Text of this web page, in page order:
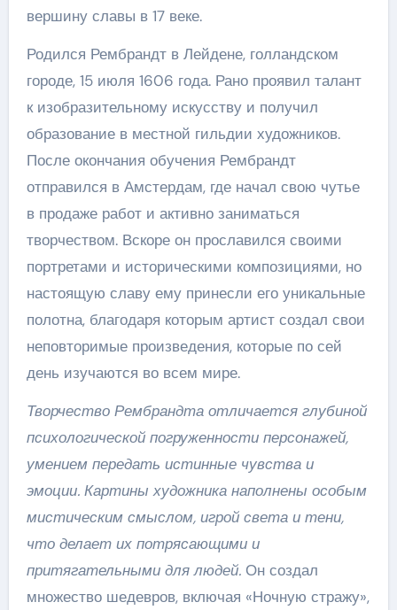
вершину славы в 17 веке.
Родился Рембрандт в Лейдене, голландском
городе, 15 июля 1606 года. Рано проявил талант
к изобразительному искусству и получил
образование в местной гильдии художников.
После окончания обучения Рембрандт
отправился в Амстердам, где начал свою чутье
в продаже работ и активно заниматься
творчеством. Вскоре он прославился своими
портретами и историческими композициями, но
настоящую славу ему принесли его уникальные
полотна, благодаря которым артист создал свои
неповторимые произведения, которые по сей
день изучаются во всем мире.
Творчество Рембрандта отличается глубиной
психологической погруженности персонажей,
умением передать истинные чувства и
эмоции. Картины художника наполнены особым
мистическим смыслом, игрой света и тени,
что делает их потрясающими и
притягательными для людей.Он создал
множество шедевров, включая «Ночную стражу»,